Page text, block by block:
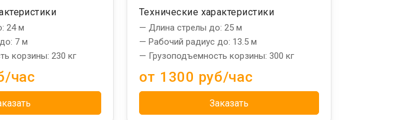
24 м
7 м
корзины: 230 кг
час
Технические характеристики
— Длина стрелы до: 25 м
— Рабочий радиус до: 13.5 м
— Грузоподъемность корзины: 300 кг
от 1300 руб/час
Заказать